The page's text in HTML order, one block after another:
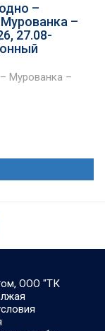
–
–
27.08-
Мурованка –
ООО "ТК